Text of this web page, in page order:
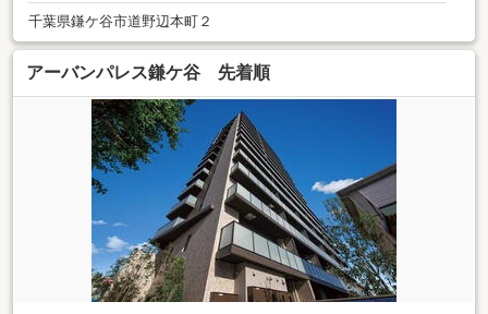
千葉県鎌ケ谷市道野辺本町２
アーバンパレス鎌ケ谷 先着順